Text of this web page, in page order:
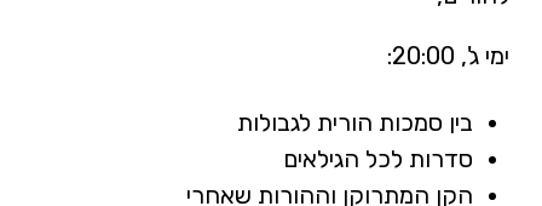
ימי ג', 20:00:
בין סמכות הורית לגבולות
סדרות לכל הגילאים
הקן המתרוקן וההורות שאחרי